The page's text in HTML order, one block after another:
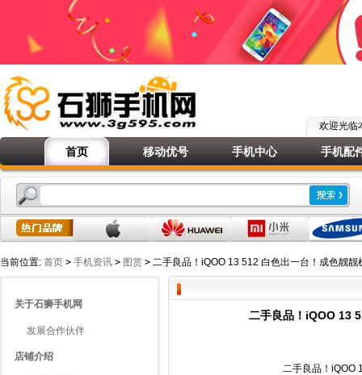
欢迎光
首页 移动优号 手机中心 手机配
当前位置: 首页 > 手机资讯 > 图赏 > 二手良品！iQOO 13 512 白色出一台！成色靓
关于石狮手机网
发展合作伙伴
店铺介绍
二手良品！iQOO 13
二手良品！iQOO